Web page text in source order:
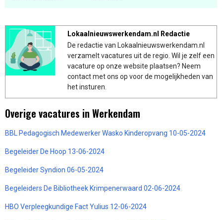
Lokaalnieuwswerkendam.nl Redactie
De redactie van Lokaalnieuwswerkendam.nl
verzamelt vacatures uit de regio. Wil je zelf een
vacature op onze website plaatsen? Neem
contact met ons op voor de mogelijkheden van
het insturen.
Overige vacatures in Werkendam
BBL Pedagogisch Medewerker Wasko Kinderopvang 10-05-2024
Begeleider De Hoop 13-06-2024
Begeleider Syndion 06-05-2024
Begeleiders De Bibliotheek Krimpenerwaard 02-06-2024
HBO Verpleegkundige Fact Yulius 12-06-2024